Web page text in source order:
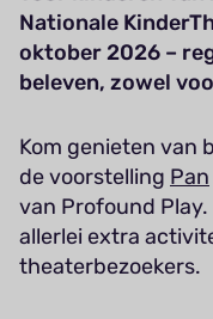
Nationale
oktober 2026 –
beleven, zowel
Kom genieten van
de voorstelling Pan
van Profound
allerlei extra
theaterbezoekers.